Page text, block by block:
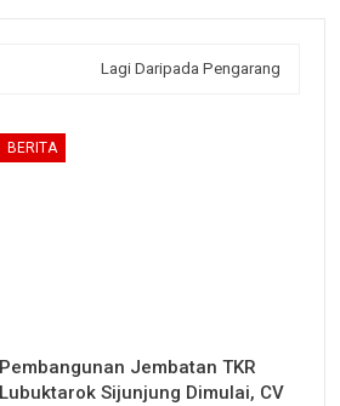
Lagi Daripada Pengarang
BERITA
Pembangunan Jembatan TKR
Lubuktarok Sijunjung Dimulai, CV